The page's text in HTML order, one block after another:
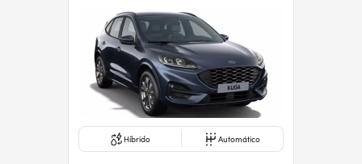
Híbrido Automático